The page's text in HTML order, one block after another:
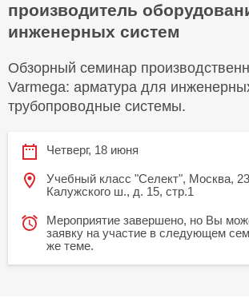
производитель
инженерных систем
Обзорный семинар
Varmega: арматура для
трубопроводные системы.
Четверг, 18 июня
Учебный класс "Селект", Москва,
Калужского ш., д. 15, стр.1
Мероприятие завершено, но Вы
заявку на участие в следующем
же теме.